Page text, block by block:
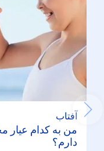
آفتاب
من به کدام عیار
دارم؟